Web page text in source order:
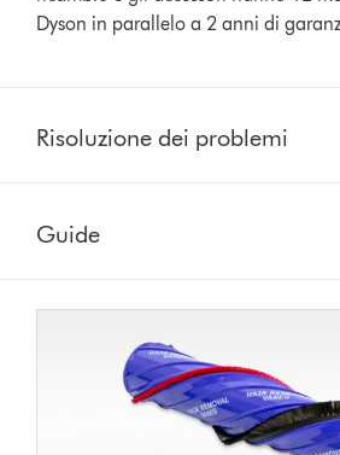
Dyson in parallelo a 2 anni di
Risoluzione dei problemi
Guide